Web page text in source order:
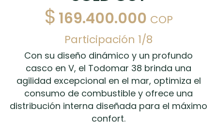
$ 169.400.000 COP
Participación 1/8
Con su diseño dinámico y un profundo
casco en V, el Todomar 38 brinda una
agilidad excepcional en el mar, optimiza el
consumo de combustible y ofrece una
distribución interna diseñada para el máximo
confort.